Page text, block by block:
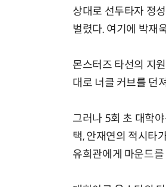
상대로 선두타자 정
벌렸다. 여기에 박재
몬스터즈 타선의 지
대로 너클 커브를 던
그러나 5회 초 대학
택, 안재연의 적시타
유희관에게 마운드